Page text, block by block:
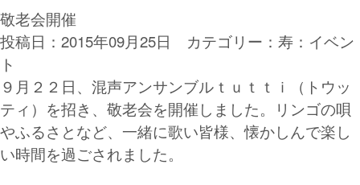
敬老会開催
投稿日：2015年09月25日 カテゴリー： 寿：イベン
ト
９月２２日、混声アンサンブルｔｕｔｔｉ（トウッ
ティ）を招き、敬老会を開催しました。リンゴの唄
やふるさとなど、一緒に歌い皆様、懐かしんで楽し
い時間を過ごされました。